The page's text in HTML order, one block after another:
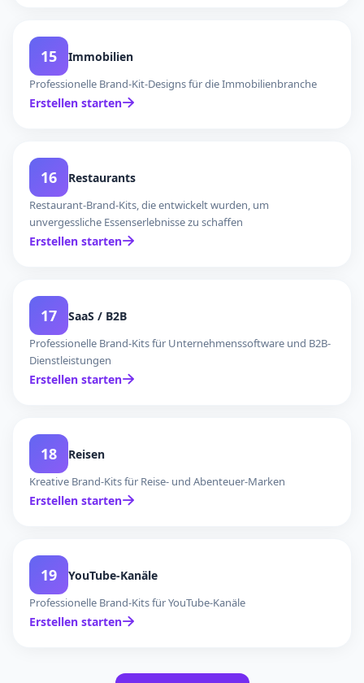
15 Immobilien
Professionelle Brand-Kit-Designs für die Immobilienbranche
Erstellen starten
16 Restaurants
Restaurant-Brand-Kits, die entwickelt wurden, um
unvergessliche Essenserlebnisse zu schaffen
Erstellen starten
17 SaaS / B2B
Professionelle Brand-Kits für Unternehmenssoftware und B2B-
Dienstleistungen
Erstellen starten
18 Reisen
Kreative Brand-Kits für Reise- und Abenteuer-Marken
Erstellen starten
19 YouTube-Kanäle
Professionelle Brand-Kits für YouTube-Kanäle
Erstellen starten